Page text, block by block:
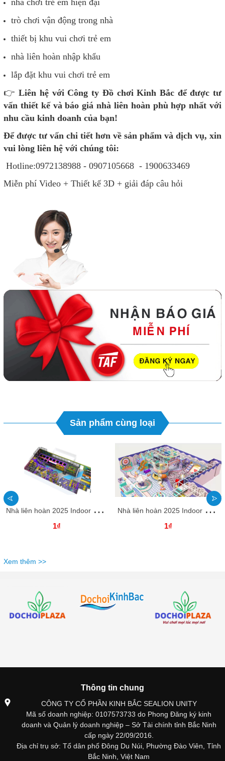
trò chơi vận động trong nhà
thiết bị khu vui chơi trẻ em
nhà liên hoàn nhập khẩu
lắp đặt khu vui chơi trẻ em
👉Liên hệ với Công ty Đồ chơi Kinh Bắc để được tư
vấn thiết kế và báo giá nhà liên hoàn phù hợp nhất với
nhu cầu kinh doanh của bạn!
Để được tư vấn chi tiết hơn về sản phẩm và dịch vụ, xin
vui lòng liên hệ với chúng tôi:
Hotline:0972138988 - 0907105668 - 1900633469
Miễn phí Video + Thiết kế 3D + giải đáp câu hỏi
Sản phẩm cùng loại
N
hà liên hoàn 2025 Indoor playground NLHKB73 Dochoikinhbac- Thiết Kế Đẹp Độc Đáo
1₫
N
hà liên hoàn 2025 Indoor playground NLHKB64 Dochoikinhbac- Thiết Kế Đẹp Độc Đáo
1₫
Xem thêm >>
Thông tin chung
CÔNG TY CỔ PHẦN KINH BẮC SEALION UNITY
Mã số doanh nghiệp: 0107573733 do Phong Đăng ký kinh
doanh và Quản lý doanh nghiệp – Sở Tài chính tỉnh Bắc Ninh
cấp ngày 22/09/2016.
Địa chỉ trụ sở: Tổ dân phố Đông Du Núi, Phường Đào Viên, Tỉnh
Bắc Ninh, Việt Nam